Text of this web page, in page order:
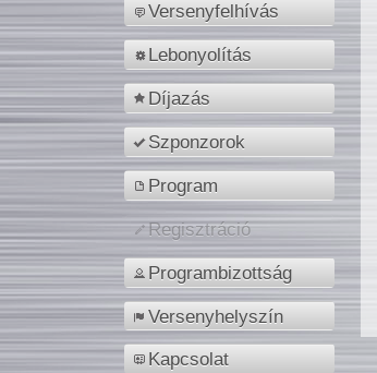
Versenyfelhívás
Lebonyolítás
Díjazás
Szponzorok
Program
Regisztráció
Programbizottság
Versenyhelyszín
Kapcsolat